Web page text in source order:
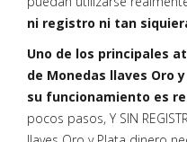
ni registro ni tan
Uno de los principales
de Monedas llaves Oro
su funcionamiento es
pocos pasos, Y SIN